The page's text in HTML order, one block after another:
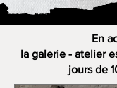
En
la galerie - atelier
jours de